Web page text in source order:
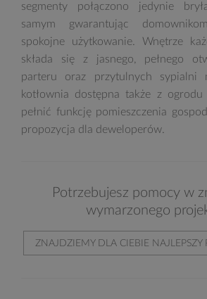
segmenty połączono jedynie
samym gwarantując
spokojne użytkowanie. Wnętrze
składa się z jasnego, pełnego
parteru oraz przytulnych sypialni
kotłownia dostępna także z
pełnić funkcję pomieszczenia
propozycja dla deweloperów.
Potrzebujesz pomocy w
wymarzonego
ZNAJDZIEMY DLA CIEBIE NAJLEPSZY